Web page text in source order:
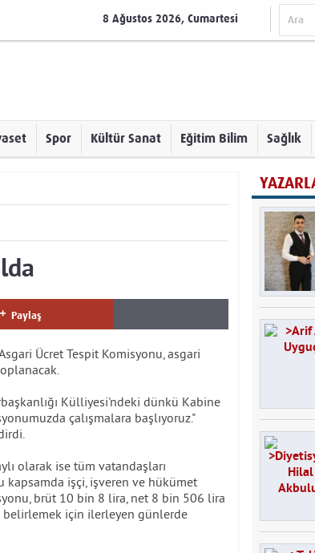
8 Ağustos 2026, Cumartesi
Spor Kültür Sanat Eğitim Bilim Sağlık
Paylaş
Ücret Tespit Komisyonu, asgari
Külliyesi'ndeki dünkü Kabine
çalışmalara başlıyoruz."
olarak ise tüm vatandaşları
kapsamda işçi, işveren ve hükümet
brüt 10 bin 8 lira, net 8 bin 506 lira
belirlemek için ilerleyen günlerde